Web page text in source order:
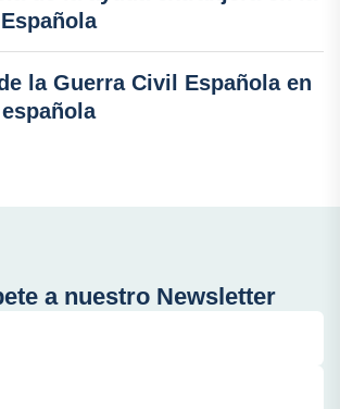
la Guerra Civil Española en
a nuestro Newsletter